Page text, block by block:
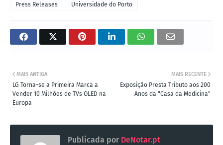
Press Releases
Universidade do Porto
MAIS RECENTE
Exposição Presta Tributo aos 200
Anos da "Casa da Medicina"
MAIS ANTIGA
LG Torna-se a Primeira Marca a
Vender 10 Milhões de TVs OLED na
Europa
Publicada por DeNotar.pt